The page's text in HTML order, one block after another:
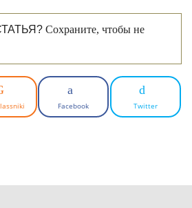
Сохраните, чтобы не
Facebook Twitter